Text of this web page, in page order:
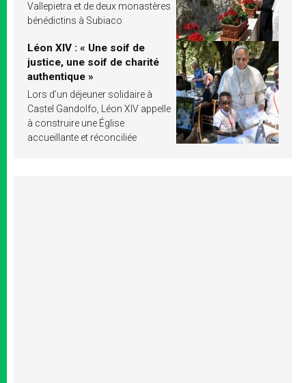
Vallepietra et de deux monastères
bénédictins à Subiaco
Léon XIV : « Une soif de
justice, une soif de charité
authentique »
Lors d’un déjeuner solidaire à
Castel Gandolfo, Léon XIV appelle
à construire une Église
accueillante et réconciliée